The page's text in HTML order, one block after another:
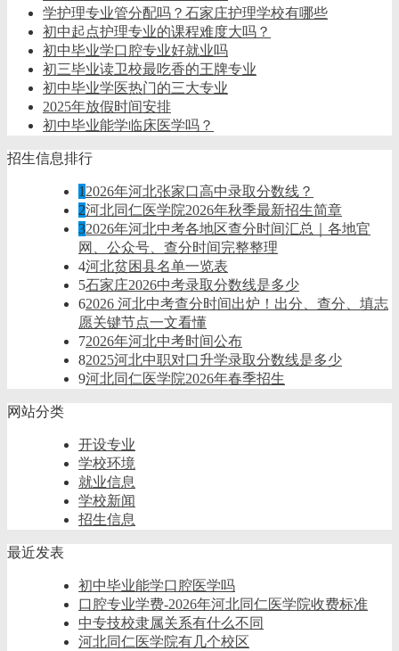
学护理专业管分配吗？石家庄护理学校有哪些
初中起点护理专业的课程难度大吗？
初中毕业学口腔专业好就业吗
初三毕业读卫校最吃香的王牌专业
初中毕业学医热门的三大专业
2025年放假时间安排
初中毕业能学临床医学吗？
招生信息排行
1 2026年河北张家口高中录取分数线？
2河北同仁医学院2026年秋季最新招生简章
32026年河北中考各地区查分时间汇总｜各地官
网、公众号、查分时间完整整理
4河北贫困县名单一览表
5石家庄2026中考录取分数线是多少
62026 河北中考查分时间出炉！出分、查分、填志
愿关键节点一文看懂
72026年河北中考时间公布
82025河北中职对口升学录取分数线是多少
9河北同仁医学院2026年春季招生
网站分类
开设专业
学校环境
就业信息
学校新闻
招生信息
最近发表
初中毕业能学口腔医学吗
口腔专业学费-2026年河北同仁医学院收费标准
中专技校隶属关系有什么不同
河北同仁医学院有几个校区